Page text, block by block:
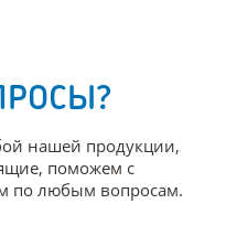
нашей продукции,
поможем с
по любым вопросам.